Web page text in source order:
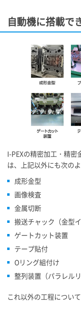
自動機に搭載で
I-PEXの精密加工・精密
は、上記以外にも次の
成形金型
画像検査
金属切断
搬送チャック（金型イ
ゲートカット装置
テープ貼付
Oリング組付け
整列装置（パラレル
これ以外の工程につい